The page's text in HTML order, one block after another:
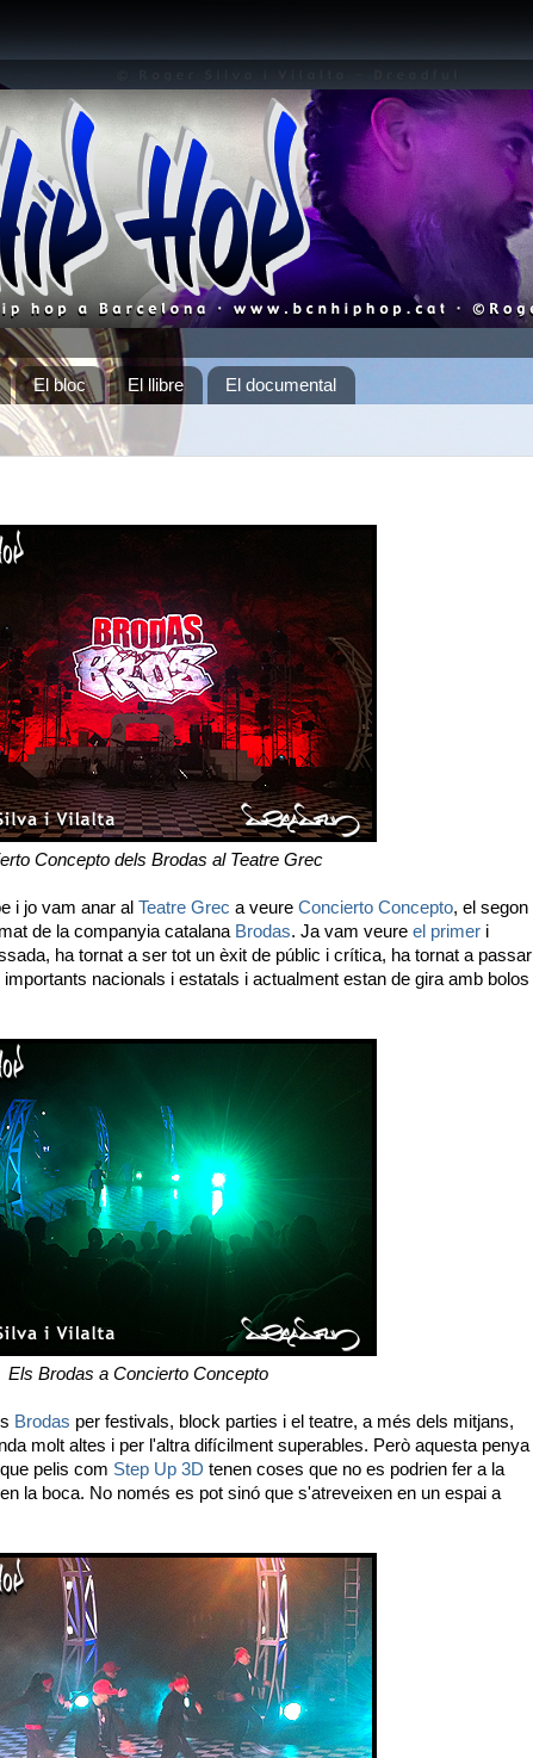
El bloc El llibre El documental
Concepto dels Brodas al Teatre Grec
i jo vam anar al Teatre Grec a veure Concierto Concepto, el segon
de la companyia catalana Brodas. Ja vam veure el primer i
ha tornat a ser tot un èxit de públic i crítica, ha tornat a passar
nacionals i estatals i actualment estan de gira amb bolos
Els Brodas a Concierto Concepto
Brodas per festivals, block parties i el teatre, a més dels mitjans,
molt altes i per l'altra difícilment superables. Però aquesta penya
pelis com Step Up 3D tenen coses que no es podrien fer a la
la boca. No només es pot sinó que s'atreveixen en un espai a